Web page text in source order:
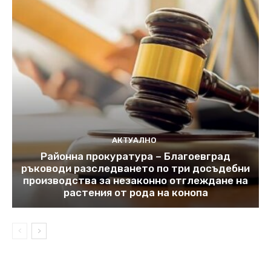
АКТУАЛНО
Районна прокуратура – Благоевград
ръководи разследването по три досъдебни
производства за незаконно отглеждане на
растения от рода на конопа